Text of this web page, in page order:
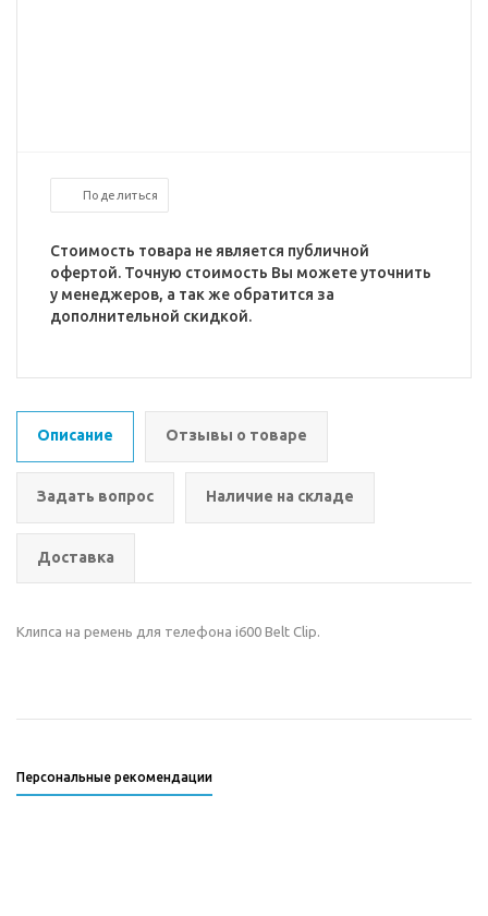
Поделиться
Стоимость товара не является публичной
офертой. Точную стоимость Вы можете уточнить
у менеджеров, а так же обратится за
дополнительной скидкой.
Описание Отзывы о товаре
Задать вопрос Наличие на складе
Доставка
Клипса на ремень для телефона i600 Belt Clip.
Персональные рекомендации